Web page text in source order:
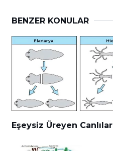
BENZER KONULAR
Eşeysiz Üreyen Canlılar